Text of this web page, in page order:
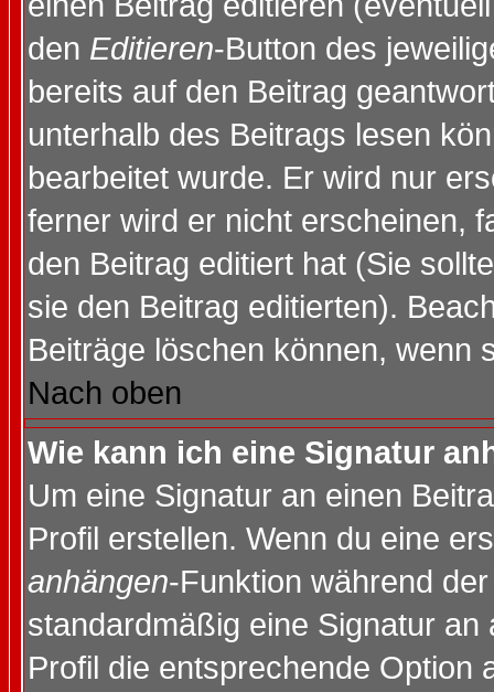
den Editieren-Button des
bereits auf den Beitrag
unterhalb des Beitrags lesen
bearbeitet wurde. Er wird nur
ferner wird er nicht erscheinen,
den Beitrag editiert hat (Sie
sie den Beitrag editierten).
Beiträge löschen können, wenn
Nach oben
Wie kann ich eine Signatur
Um eine Signatur an einen
Profil erstellen. Wenn du eine
anhängen-Funktion während
standardmäßig eine Signatur
Profil die entsprechende Option